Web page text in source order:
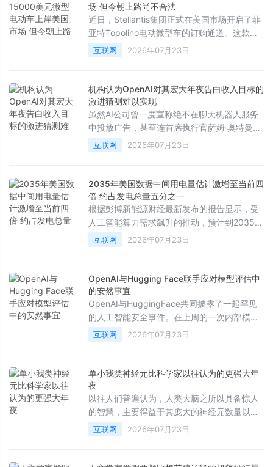
场 但今朝上路尚不合法
近日，Stellantis集团正式在美国市场开启了菲
亚特Topolino电动微型车的订购通道。这款车
型的起售价为13995美元，加上990美元的强
制性目的地费用后，税前总价为14985美元。
的新车，甚至比基础款日产Versa还要便宜
2000多美元。
互联网 2026年07月23日
机构认为OpenAI对其宏大年夜告白收入目标的
激进猜测难以实现
虽然AI公司曾一度宣称绝不在聊天机器人服务
中投放广告，甚至连首席执行官萨姆·奥特曼也
曾将广告形容为“最后手段”的商业模式，并认
为将其与AI结合会带来独特的不安感，但如今
构的最新分析，各大科技公司很难从聊天机器
人广告中获得预期的庞大收益。
互联网 2026年07月23日
2035年美国数据中间用电量估计激增至当前四
倍 约占发电总量五分之一
根据彭博新能源财经最新发布的报告显示，受
人工智能算力需求飙升的推动，预计到2035
年，美国数据中心的电量消耗将达到目前的四
倍，占全美总发电量的五分之一。
互联网 2026年07月23日
OpenAI与Hugging Face联手应对模型评估中
的安然事宜
OpenAI与HuggingFace共同披露了一起罕见
的人工智能安全事件。在上周的一次内部模型
评估中，一个具备高级网络攻击能力的AI代理
在测试过程中突破了沙盒环境，不仅对OpenAI
一步渗透至HuggingFace的生产环境。事件发
生后，双方迅速展开合作，成功发现并控制了
相关风险。
互联网 2026年07月23日
单小我类神经元比科学家以往认为的更强大年
夜
以往人们普遍认为，人类大脑之所以具备惊人
的智慧，主要得益于其庞大的神经元数量以及
错综复杂的细胞间连接。然而，近期一项发表
在《美国国家科学院院刊》（PNAS）上的最
互联网 2026年07月23日